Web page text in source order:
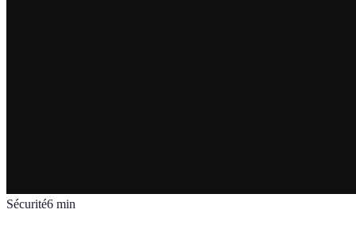
Sécurité6 min